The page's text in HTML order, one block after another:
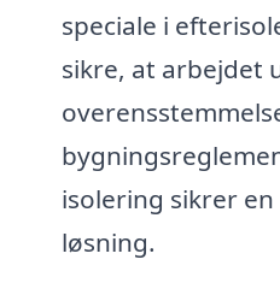
speciale i
sikre, at arbejdet
isolering sikrer
løsning.